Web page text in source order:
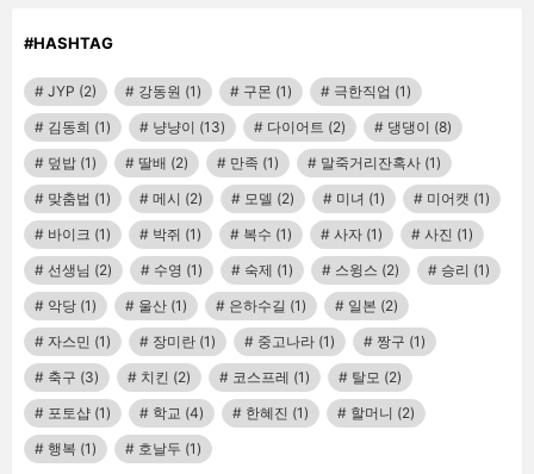
#HASHTAG
JYP (2) 강동원 (1) 구몬 (1) 극한직업 (1)
김동희 (1) 냥냥이 (13) 다이어트 (2) 댕댕이 (8)
덮밥 (1) 딸배 (2) 만족 (1) 말죽거리잔혹사 (1)
맞춤법 (1) 메시 (2) 모델 (2) 미녀 (1) 미어캣 (1)
바이크 (1) 박쥐 (1) 복수 (1) 사자 (1) 사진 (1)
선생님 (2) 수영 (1) 숙제 (1) 스윙스 (2) 승리 (1)
악당 (1) 울산 (1) 은하수길 (1) 일본 (2)
자스민 (1) 장미란 (1) 중고나라 (1) 짱구 (1)
축구 (3) 치킨 (2) 코스프레 (1) 탈모 (2)
포토샵 (1) 학교 (4) 한혜진 (1) 할머니 (2)
행복 (1) 호날두 (1)